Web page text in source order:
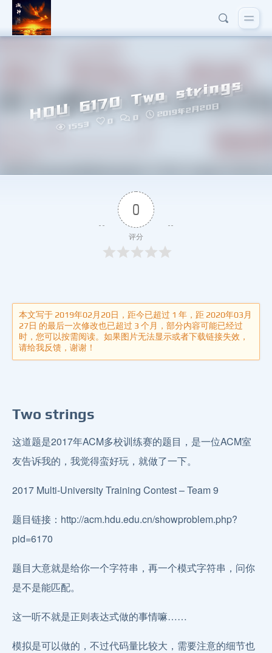
HDU 6170 Two strings
1553 0 0 2019年2月20日
0
评分
本文写于 2019年02月20日，距今已超过 1 年，距 2020年03月
27日 的最后一次修改也已超过 3 个月，部分内容可能已经过
时，您可以按需阅读。如果图片无法显示或者下载链接失效，
请给我反馈，谢谢！
Two strings
这道题是2017年ACM多校训练赛的题目，是一位ACM室
友告诉我的，我觉得蛮好玩，就做了一下。
2017 Multi-University Training Contest – Team 9
题目链接：http://acm.hdu.edu.cn/showproblem.php?
pid=6170
题目大意就是给你一个字符串，再一个模式字符串，问你
是不是能匹配。
这一听不就是正则表达式做的事情嘛……
模拟是可以做的，不过代码量比较大，需要注意的细节也